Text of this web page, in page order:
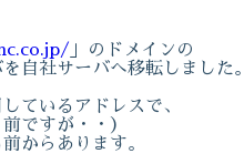
」のドメインの
自社サーバへ移転しました。
ているアドレスで、
ですが・・）
からあります。